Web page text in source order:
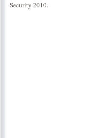
Security 2010.